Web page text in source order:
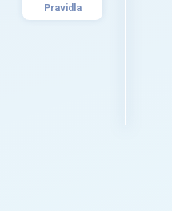
Pravidla